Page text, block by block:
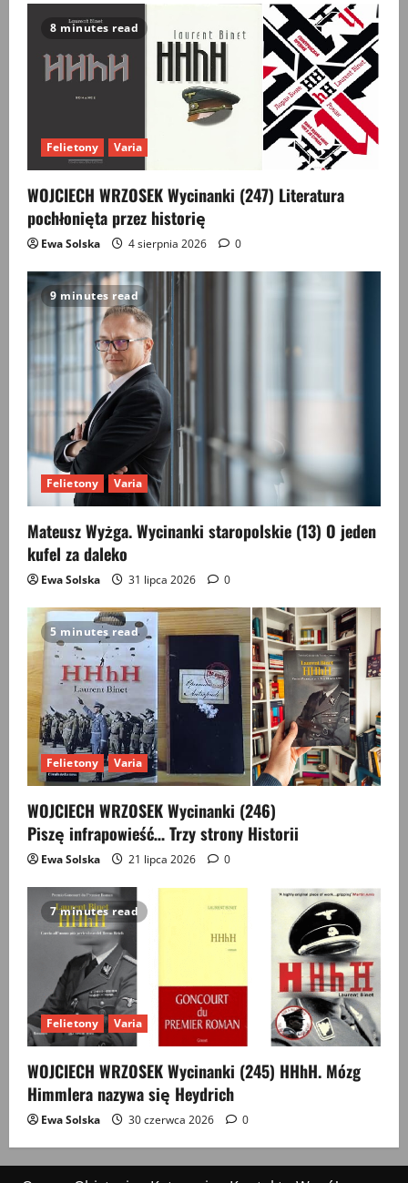
8 minutes read
Felietony Varia
WOJCIECH WRZOSEK Wycinanki (247) Literatura
pochłonięta przez historię
Ewa Solska 4 sierpnia 2026 0
9 minutes read
Felietony Varia
Mateusz Wyżga. Wycinanki staropolskie (13) O jeden
kufel za daleko
Ewa Solska 31 lipca 2026 0
5 minutes read
Felietony Varia
WOJCIECH WRZOSEK Wycinanki (246)
Piszę infrapowieść… Trzy strony Historii
Ewa Solska 21 lipca 2026 0
7 minutes read
Felietony Varia
WOJCIECH WRZOSEK Wycinanki (245) HHhH. Mózg
Himmlera nazywa się Heydrich
Ewa Solska 30 czerwca 2026 0